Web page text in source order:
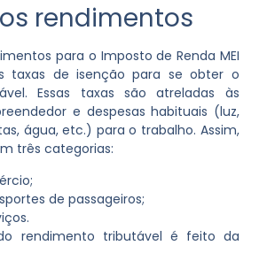
rendimentos
para o Imposto de Renda MEI
taxas de isenção para se obter o
Essas taxas são atreladas às
e despesas habituais (luz,
água, etc.) para o trabalho. Assim,
três categorias:
de passageiros;
rendimento tributável é feito da